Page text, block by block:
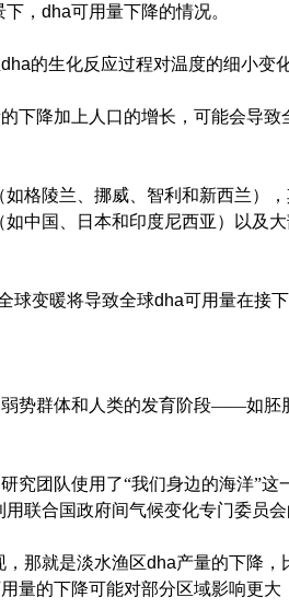
， dha可用量下降的情况。
dha的生化反应过程对温度的细小变
下降加上人口的增长，可能会导
陵兰、挪威、智利和新西兰），
中国、日本和印度尼西亚）以及
球变暖将导致全球dha可用量在接
势群体和人类的发育阶段——如胚
究团队使用了“我们身边的海洋”
联合国政府间气候变化专门委员
那就是淡水渔区dha产量的下降，
量的下降可能对部分区域影响更大